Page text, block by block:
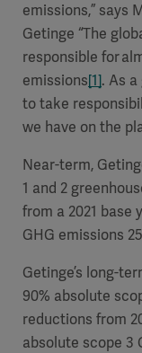
emissions,” says
Getinge “The
responsible for
emissions[1]. As
to take
we have on the
Near-term,
1 and 2
from a 2021 base
GHG emissions
Getinge’s long-
90% absolute
reductions from
absolute scope 3